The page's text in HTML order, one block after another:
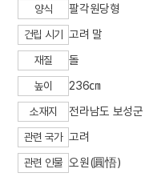
양식 팔각원당형
건립 시기 고려 말
재질 돌
높이 236㎝
소재지 전라남도 보성군
관련 국가 고려
관련 인물 오원(圓悟)